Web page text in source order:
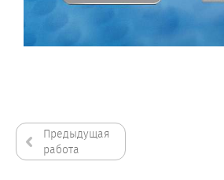
Предыдущая
работа